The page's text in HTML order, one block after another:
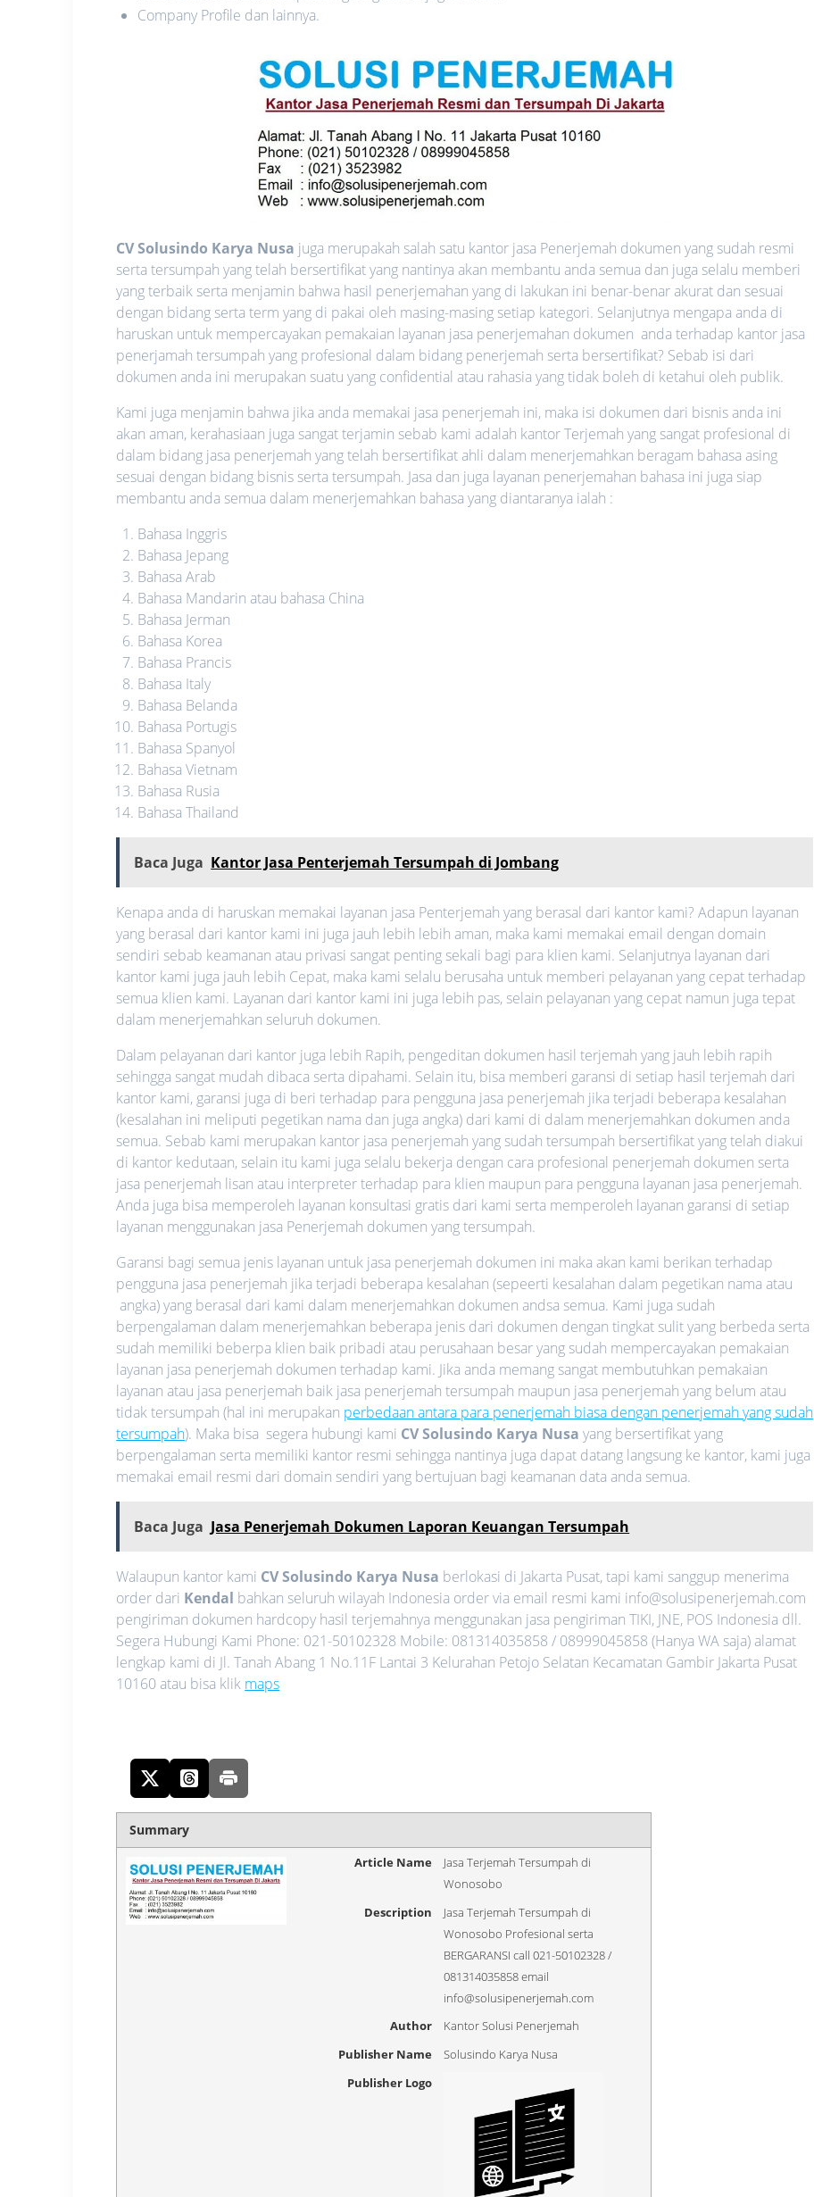
Company Profile dan lainnya.
CV Solusindo Karya Nusa juga merupakah salah satu kantor jasa Penerjemah dokumen yang sudah resmi
serta tersumpah yang telah bersertifikat yang nantinya akan membantu anda semua dan juga selalu memberi
yang terbaik serta menjamin bahwa hasil penerjemahan yang di lakukan ini benar-benar akurat dan sesuai
dengan bidang serta term yang di pakai oleh masing-masing setiap kategori. Selanjutnya mengapa anda di
haruskan untuk mempercayakan pemakaian layanan jasa penerjemahan dokumen anda terhadap kantor jasa
penerjamah tersumpah yang profesional dalam bidang penerjemah serta bersertifikat? Sebab isi dari
dokumen anda ini merupakan suatu yang confidential atau rahasia yang tidak boleh di ketahui oleh publik.
Kami juga menjamin bahwa jika anda memakai jasa penerjemah ini, maka isi dokumen dari bisnis anda ini
akan aman, kerahasiaan juga sangat terjamin sebab kami adalah kantor Terjemah yang sangat profesional di
dalam bidang jasa penerjemah yang telah bersertifikat ahli dalam menerjemahkan beragam bahasa asing
sesuai dengan bidang bisnis serta tersumpah. Jasa dan juga layanan penerjemahan bahasa ini juga siap
membantu anda semua dalam menerjemahkan bahasa yang diantaranya ialah :
Bahasa Inggris
Bahasa Jepang
Bahasa Arab
Bahasa Mandarin atau bahasa China
Bahasa Jerman
Bahasa Korea
Bahasa Prancis
Bahasa Italy
Bahasa Belanda
Bahasa Portugis
Bahasa Spanyol
Bahasa Vietnam
Bahasa Rusia
Bahasa Thailand
Baca Juga Kantor Jasa Penterjemah Tersumpah di Jombang
Kenapa anda di haruskan memakai layanan jasa Penterjemah yang berasal dari kantor kami? Adapun layanan
yang berasal dari kantor kami ini juga jauh lebih lebih aman, maka kami memakai email dengan domain
sendiri sebab keamanan atau privasi sangat penting sekali bagi para klien kami. Selanjutnya layanan dari
kantor kami juga jauh lebih Cepat, maka kami selalu berusaha untuk memberi pelayanan yang cepat terhadap
semua klien kami. Layanan dari kantor kami ini juga lebih pas, selain pelayanan yang cepat namun juga tepat
dalam menerjemahkan seluruh dokumen.
Dalam pelayanan dari kantor juga lebih Rapih, pengeditan dokumen hasil terjemah yang jauh lebih rapih
sehingga sangat mudah dibaca serta dipahami. Selain itu, bisa memberi garansi di setiap hasil terjemah dari
kantor kami, garansi juga di beri terhadap para pengguna jasa penerjemah jika terjadi beberapa kesalahan
(kesalahan ini meliputi pegetikan nama dan juga angka) dari kami di dalam menerjemahkan dokumen anda
semua. Sebab kami merupakan kantor jasa penerjemah yang sudah tersumpah bersertifikat yang telah diakui
di kantor kedutaan, selain itu kami juga selalu bekerja dengan cara profesional penerjemah dokumen serta
jasa penerjemah lisan atau interpreter terhadap para klien maupun para pengguna layanan jasa penerjemah.
Anda juga bisa memperoleh layanan konsultasi gratis dari kami serta memperoleh layanan garansi di setiap
layanan menggunakan jasa Penerjemah dokumen yang tersumpah.
Garansi bagi semua jenis layanan untuk jasa penerjemah dokumen ini maka akan kami berikan terhadap
pengguna jasa penerjemah jika terjadi beberapa kesalahan (sepeerti kesalahan dalam pegetikan nama atau
angka) yang berasal dari kami dalam menerjemahkan dokumen andsa semua. Kami juga sudah
berpengalaman dalam menerjemahkan beberapa jenis dari dokumen dengan tingkat sulit yang berbeda serta
sudah memiliki beberpa klien baik pribadi atau perusahaan besar yang sudah mempercayakan pemakaian
layanan jasa penerjemah dokumen terhadap kami. Jika anda memang sangat membutuhkan pemakaian
layanan atau jasa penerjemah baik jasa penerjemah tersumpah maupun jasa penerjemah yang belum atau
tidak tersumpah (hal ini merupakan perbedaan antara para penerjemah biasa dengan penerjemah yang sudah
tersumpah). Maka bisa segera hubungi kami CV Solusindo Karya Nusa yang bersertifikat yang
berpengalaman serta memiliki kantor resmi sehingga nantinya juga dapat datang langsung ke kantor, kami juga
memakai email resmi dari domain sendiri yang bertujuan bagi keamanan data anda semua.
Baca Juga Jasa Penerjemah Dokumen Laporan Keuangan Tersumpah
Walaupun kantor kami CV Solusindo Karya Nusa berlokasi di Jakarta Pusat, tapi kami sanggup menerima
order dari Kendal bahkan seluruh wilayah Indonesia order via email resmi kami info@solusipenerjemah.com
pengiriman dokumen hardcopy hasil terjemahnya menggunakan jasa pengiriman TIKI, JNE, POS Indonesia dll.
Segera Hubungi Kami Phone: 021-50102328 Mobile: 081314035858 / 08999045858 (Hanya WA saja) alamat
lengkap kami di Jl. Tanah Abang 1 No.11F Lantai 3 Kelurahan Petojo Selatan Kecamatan Gambir Jakarta Pusat
10160 atau bisa klik maps
Summary
Article Name
Jasa Terjemah Tersumpah di
Wonosobo
Description
Jasa Terjemah Tersumpah di
Wonosobo Profesional serta
BERGARANSI call 021-50102328 /
081314035858 email
info@solusipenerjemah.com
Author
Kantor Solusi Penerjemah
Publisher Name
Solusindo Karya Nusa
Publisher Logo